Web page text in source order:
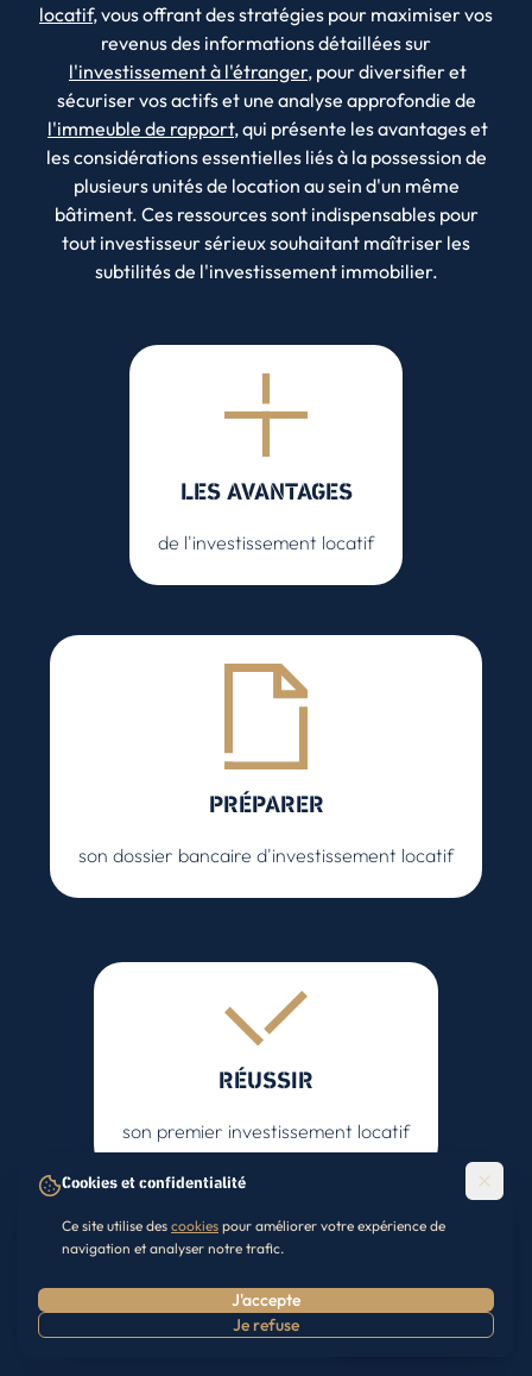
Prendre RDV
locatif, vous offrant des stratégies pour maximiser vos
revenus des informations détaillées sur
l'investissement à l'étranger, pour diversifier et
sécuriser vos actifs et une analyse approfondie de
l'immeuble de rapport, qui présente les avantages et
les considérations essentielles liés à la possession de
plusieurs unités de location au sein d'un même
bâtiment. Ces ressources sont indispensables pour
tout investisseur sérieux souhaitant maîtriser les
subtilités de l'investissement immobilier.
LES AVANTAGES
de l'investissement locatif
PRÉPARER
son dossier bancaire d'investissement locatif
RÉUSSIR
son premier investissement locatif
Cookies et confidentialité
Ce site utilise des cookies pour améliorer votre expérience de
navigation et analyser notre trafic.
J'accepte
Je refuse